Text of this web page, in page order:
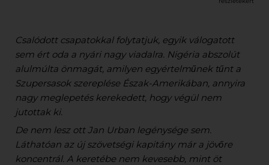
Csalódott csapatokkal folytatjuk, egyik válogatott
sem ért oda a nyári nagy viadalra. Nigéria abszolút
alulmúlta önmagát, amilyen egyértelműnek tűnt a
Szupersasok szereplése Észak-Amerikában, annyira
nagy meglepetés kerekedett, hogy végül nem
jutottak ki.
De nem lesz ott Jan Urban legénysége sem.
Láthatóan az új szövetségi kapitány már a jövőre
koncentrál. A keretébe nem kevesebb, mint öt